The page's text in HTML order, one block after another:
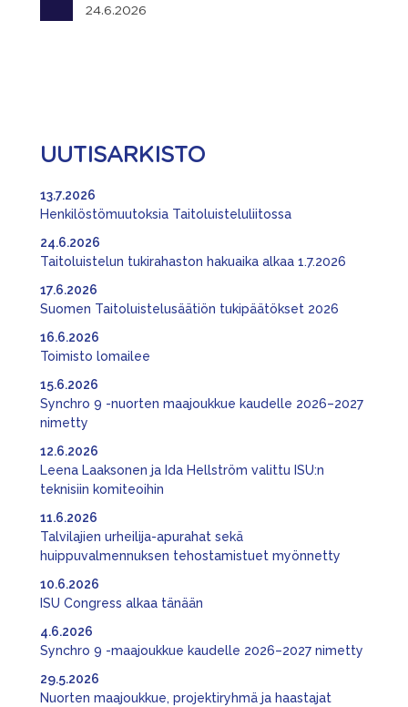
24.6.2026
UUTISARKISTO
Henkilöstömuutoksia Taitoluisteluliitossa
13.7.2026
Taitoluistelun tukirahaston hakuaika alkaa 1.7.2026
24.6.2026
Suomen Taitoluistelusäätiön tukipäätökset 2026
17.6.2026
Toimisto lomailee
16.6.2026
Synchro 9 -nuorten maajoukkue kaudelle 2026–2027
nimetty
15.6.2026
Leena Laaksonen ja Ida Hellström valittu ISU:n
teknisiin komiteoihin
12.6.2026
Talvilajien urheilija-apurahat sekä
huippuvalmennuksen tehostamistuet myönnetty
11.6.2026
ISU Congress alkaa tänään
10.6.2026
Synchro 9 -maajoukkue kaudelle 2026–2027 nimetty
4.6.2026
Nuorten maajoukkue, projektiryhmä ja haastajat
29.5.2026